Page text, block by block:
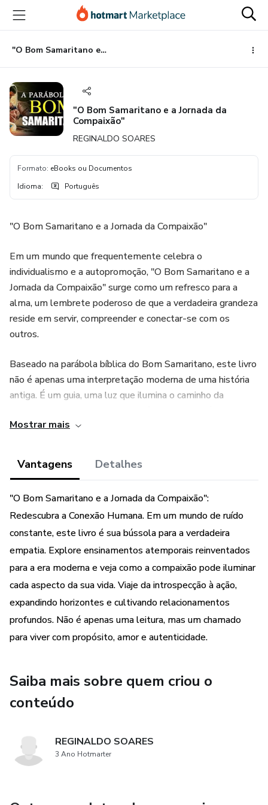
para
conteúdo
principal
para
pagamento
para
rodapé
"O Bom Samaritano e a Jornada da Compaixão"
"O Bom Samaritano e a Jornada da
Compaixão"
REGINALDO SOARES
Formato: eBooks ou Documentos
Idioma: Português
"O Bom Samaritano e a Jornada da Compaixão"
Em um mundo que frequentemente celebra o
individualismo e a autopromoção, "O Bom Samaritano e a
Jornada da Compaixão" surge como um refresco para a
alma, um lembrete poderoso de que a verdadeira grandeza
reside em servir, compreender e conectar-se com os
outros.
Baseado na parábola bíblica do Bom Samaritano, este livro
não é apenas uma interpretação moderna de uma história
antiga. É um guia, uma luz que ilumina o caminho da
leitores são convidados a embarcar em uma jornada
e como podemos estender a mão, mesmo nas
circunstâncias mais desafiadoras.
Se você já se perguntou como pode fazer a diferença, ou
sentiu o desejo ardente de conectar-se autenticamente
com aqueles ao seu redor, este livro é para você. Ele
desvenda os segredos de como:
🌟 Cultivar Empatia: Aprenda a se colocar nos sapatos dos
🌟 Escutar Ativamente: Descubra o poder de ouvir com
intenção, validando as experiências de outras pessoas.
reconhecer quando alguém precisa de uma palavra amiga
ou gesto de bondade.
bênçãos diárias, fortalecendo laços comunitários.
Mostrar mais
Vantagens Detalhes
"O Bom Samaritano e a Jornada da Compaixão":
Redescubra a Conexão Humana. Em um mundo de ruído
constante, este livro é sua bússola para a verdadeira
empatia. Explore ensinamentos atemporais reinventados
para a era moderna e veja como a compaixão pode iluminar
cada aspecto da sua vida. Viaje da introspecção à ação,
expandindo horizontes e cultivando relacionamentos
profundos. Não é apenas uma leitura, mas um chamado
para viver com propósito, amor e autenticidade.
Saiba mais sobre quem criou o
conteúdo
REGINALDO SOARES
3 Ano Hotmarter